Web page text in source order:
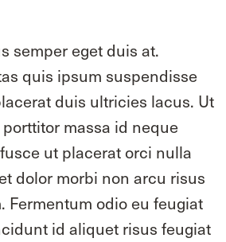
semper eget duis at.
quis ipsum suspendisse
duis ultricies lacus. Ut
massa id neque
ut placerat orci nulla
dolor morbi non arcu risus
Fermentum odio eu feugiat
id aliquet risus feugiat